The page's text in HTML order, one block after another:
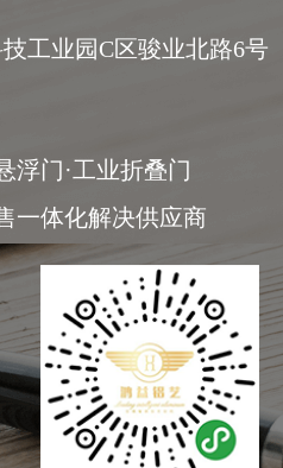
工业园C区骏业北路6号
浮门·工业折叠门
一体化解决供应商